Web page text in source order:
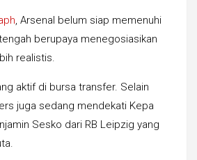
, Arsenal belum siap memenuhi
berupaya menegosiasikan
realistis.
aktif di bursa transfer. Selain
juga sedang mendekati Kepa
Sesko dari RB Leipzig yang